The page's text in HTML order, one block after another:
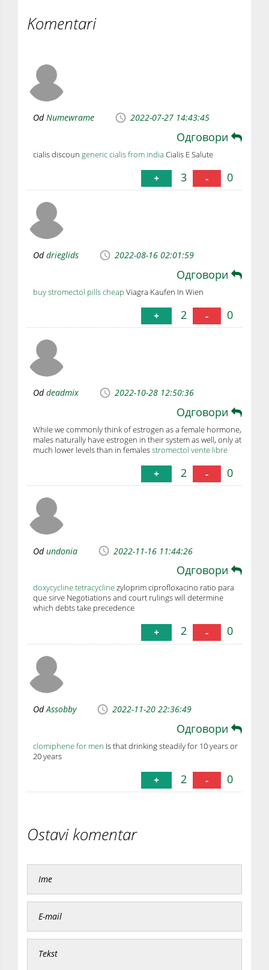
Komentari
OdNumewrame 2022-07-27 14:43:45
Одговори
cialis discoun generic cialis from india Cialis E Salute
+ 3 - 0
Oddrieglids 2022-08-16 02:01:59
Одговори
buy stromectol pills cheap Viagra Kaufen In Wien
+ 2 - 0
Oddeadmix 2022-10-28 12:50:36
Одговори
While we commonly think of estrogen as a female hormone,
males naturally have estrogen in their system as well, only at
much lower levels than in femalesstromectol vente libre
+ 2 - 0
Odundonia 2022-11-16 11:44:26
Одговори
doxycycline tetracyclinezyloprim ciprofloxacino ratio para
que sirve Negotiations and court rulings will determine
which debts take precedence
+ 2 - 0
OdAssobby 2022-11-20 22:36:49
Одговори
clomiphene for men Is that drinking steadily for 10 years or
20 years
+ 2 - 0
Ostavi komentar